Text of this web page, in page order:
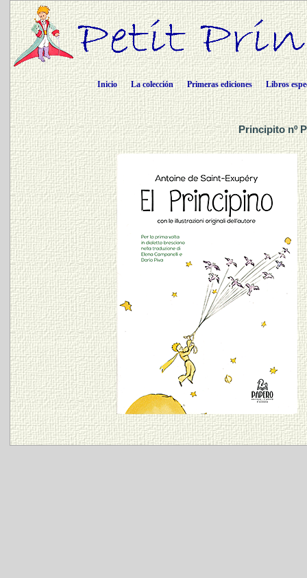
Inicio La colección Primeras ediciones Libros
Principito nº